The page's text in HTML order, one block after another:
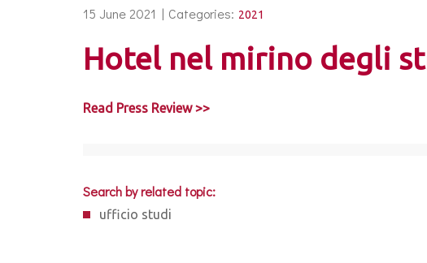
15 June 2021 | Categories: 2021
Hotel nel mirino degli
Read Press Review >>
Search by related topic:
ufficio studi